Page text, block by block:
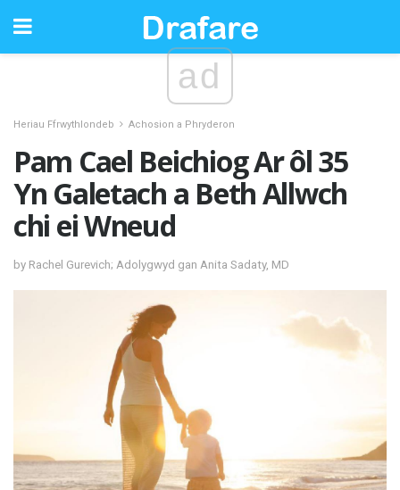
ad
Heriau Ffrwythlondeb Achosion a Phryderon
Pam Cael Beichiog Ar ôl 35
Yn Galetach a Beth Allwch
chi ei Wneud
by Rachel Gurevich; Adolygwyd gan Anita Sadaty, MD